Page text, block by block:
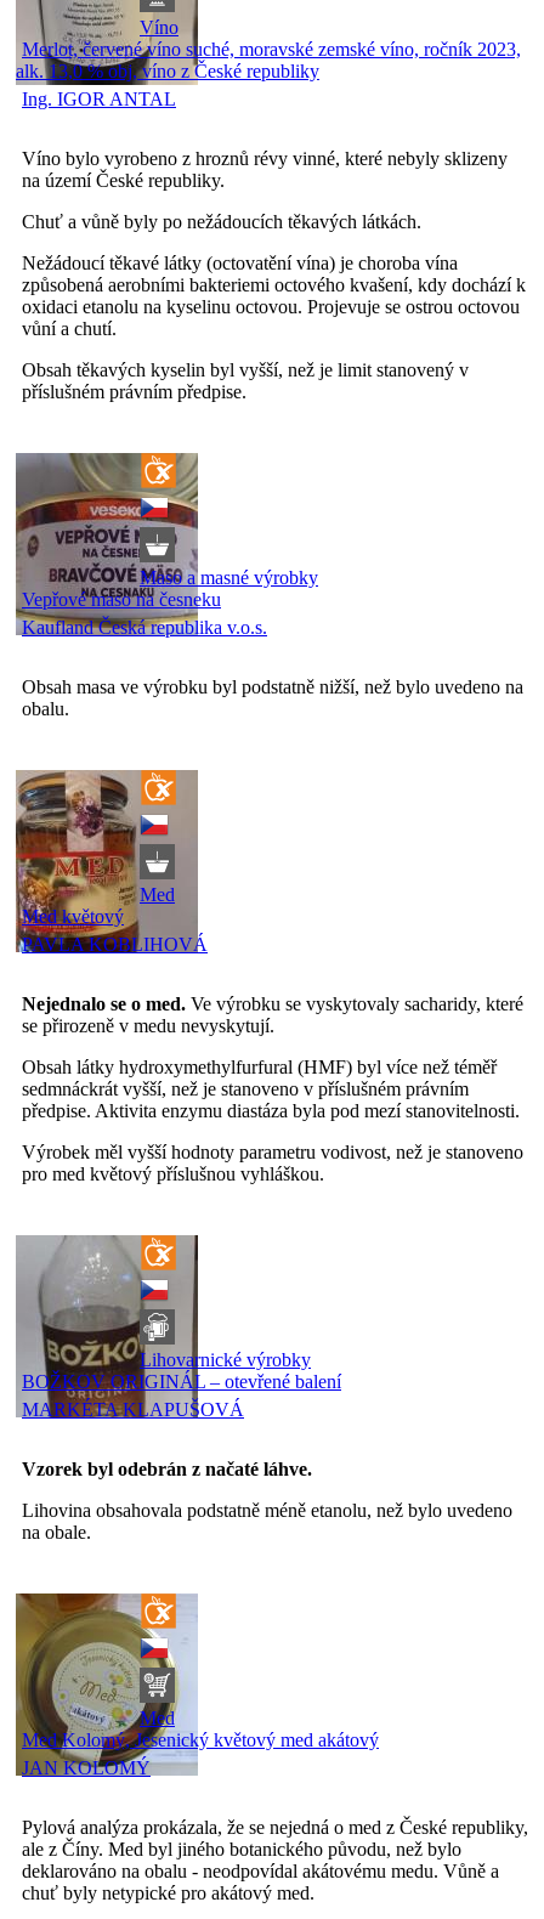
Víno
Merlot, červené víno suché, moravské zemské víno, ročník 2023,
alk. 13,0 % obj, víno z České republiky
Ing. IGOR ANTAL
Víno bylo vyrobeno z hroznů révy vinné, které nebyly sklizeny
na území České republiky.
Chuť a vůně byly po nežádoucích těkavých látkách.
Nežádoucí těkavé látky (octovatění vína) je choroba vína
způsobená aerobními bakteriemi octového kvašení, kdy dochází k
oxidaci etanolu na kyselinu octovou. Projevuje se ostrou octovou
vůní a chutí.
Obsah těkavých kyselin byl vyšší, než je limit stanovený v
příslušném právním předpise.
Maso a masné výrobky
Vepřové maso na česneku
Kaufland Česká republika v.o.s.
Obsah masa ve výrobku byl podstatně nižší, než bylo uvedeno na
obalu.
Med
Med květový
PAVLA KOBLIHOVÁ
Nejednalo se o med. Ve výrobku se vyskytovaly sacharidy, které
se přirozeně v medu nevyskytují.
Obsah látky hydroxymethylfurfural (HMF) byl více než téměř
sedmnáckrát vyšší, než je stanoveno v příslušném právním
předpise. Aktivita enzymu diastáza byla pod mezí stanovitelnosti.
Výrobek měl vyšší hodnoty parametru vodivost, než je stanoveno
pro med květový příslušnou vyhláškou.
Lihovarnické výrobky
BOŽKOV ORIGINÁL – otevřené balení
MARKÉTA KLAPUŠOVÁ
Vzorek byl odebrán z načaté láhve.
Lihovina obsahovala podstatně méně etanolu, než bylo uvedeno
na obale.
Med
Med Kolomý, Jesenický květový med akátový
JAN KOLOMÝ
Pylová analýza prokázala, že se nejedná o med z České republiky,
ale z Číny. Med byl jiného botanického původu, než bylo
deklarováno na obalu - neodpovídal akátovému medu. Vůně a
chuť byly netypické pro akátový med.